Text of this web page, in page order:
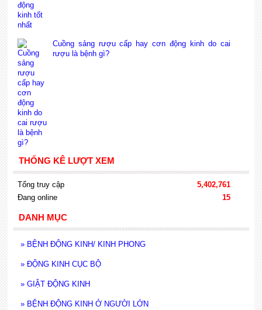
Cuồng sảng rượu cấp hay cơn động kinh do cai
rượu là bệnh gì?
THỐNG KÊ LƯỢT XEM
Tổng truy cập
5,402,761
Đang online
15
DANH MỤC
» BỆNH ĐỘNG KINH/ KINH PHONG
» ĐỘNG KINH CỤC BỘ
» GIẬT ĐỘNG KINH
» BỆNH ĐỘNG KINH Ở NGƯỜI LỚN